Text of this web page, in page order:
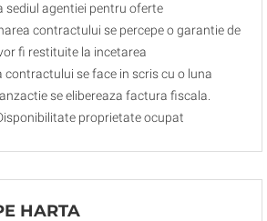
sediul agentiei pentru oferte
contractului se percepe o garantie de
fi restituite la incetarea
contractului se face in scris cu o luna
se elibereaza factura fiscala.
proprietate ocupat
HARTA